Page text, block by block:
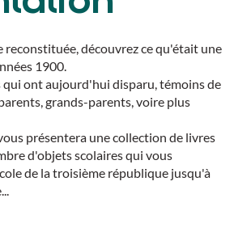
reconstituée, découvrez ce qu'était une
1900.
ont aujourd'hui disparu, témoins de
grands-parents, voire plus
présentera une collection de livres
d'objets scolaires qui vous
de la troisième république jusqu'à